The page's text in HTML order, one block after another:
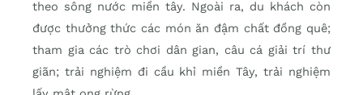
theo sông nước miền tây. Ngoài ra, du khách còn
được thưởng thức các món ăn đậm chất đồng quê;
tham gia các trò chơi dân gian, câu cá giải trí thư
giãn; trải nghiệm đi cầu khỉ miền Tây, trải nghiệm